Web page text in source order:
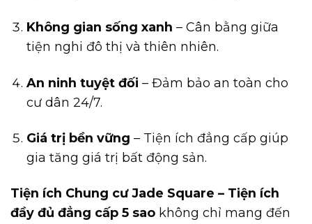
Không gian sống xanh – Cân bằng giữa
tiện nghi đô thị và thiên nhiên.
An ninh tuyệt đối – Đảm bảo an toàn cho
cư dân 24/7.
Giá trị bền vững – Tiện ích đẳng cấp giúp
gia tăng giá trị bất động sản.
Tiện ích Chung cư Jade Square – Tiện ích
đầy đủ đẳng cấp 5 sao không chỉ mang đến